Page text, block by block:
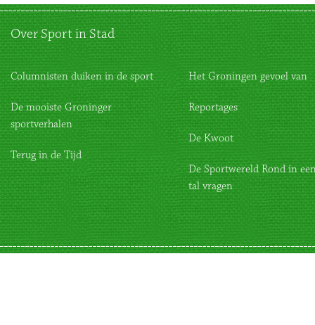
Over Sport in Stad
Columnisten duiken in de sport
De mooiste Groninger
sportverhalen
Terug in de Tijd
Het Groningen gevoel van
Reportages
De Kwoot
De Sportwereld Rond in
tal vragen